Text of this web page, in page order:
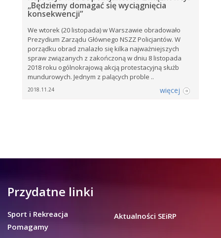
„Będziemy domagać się wyciągnięcia
konsekwencji”
We wtorek (20 listopada) w Warszawie obradowało
Prezydium Zarządu Głównego NSZZ Policjantów. W
porządku obrad znalazło się kilka najważniejszych
spraw związanych z zakończoną w dniu 8 listopada
2018 roku ogólnokrajową akcją protestacyjną służb
mundurowych. Jednym z palących proble ..
2018.11.24 więcej
Przydatne linki
Sport i Rekreacja
Pomagamy
Aktualności SEiRP